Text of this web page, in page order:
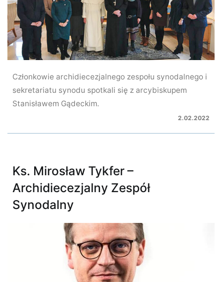
Członkowie archidiecezjalnego zespołu synodalnego i
sekretariatu synodu spotkali się z arcybiskupem
Stanisławem Gądeckim.
2.02.2022
Ks. Mirosław Tykfer –
Archidiecezjalny Zespół
Synodalny